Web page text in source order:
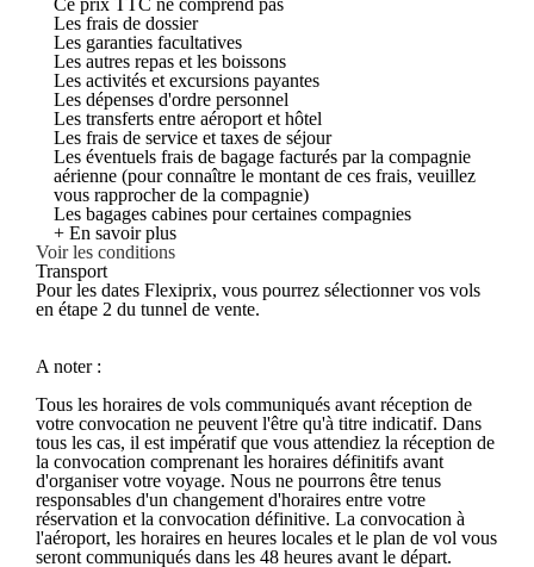
Les frais de dossier
Les garanties facultatives
Les autres repas et les boissons
Les activités et excursions payantes
Les dépenses d'ordre personnel
Les transferts entre aéroport et hôtel
Les frais de service et taxes de séjour
Les éventuels frais de bagage facturés par la compagnie
aérienne (pour connaître le montant de ces frais, veuillez
vous rapprocher de la compagnie)
Les bagages cabines pour certaines compagnies
+ En savoir plus
Voir les conditions
Transport
Pour les dates Flexiprix, vous pourrez sélectionner vos vols
en étape 2 du tunnel de vente.
A noter :
Tous les horaires de vols communiqués avant réception de
votre convocation ne peuvent l'être qu'à titre indicatif. Dans
tous les cas, il est impératif que vous attendiez la réception de
la convocation comprenant les horaires définitifs avant
d'organiser votre voyage. Nous ne pourrons être tenus
responsables d'un changement d'horaires entre votre
réservation et la convocation définitive. La convocation à
l'aéroport, les horaires en heures locales et le plan de vol vous
seront communiqués dans les 48 heures avant le départ.